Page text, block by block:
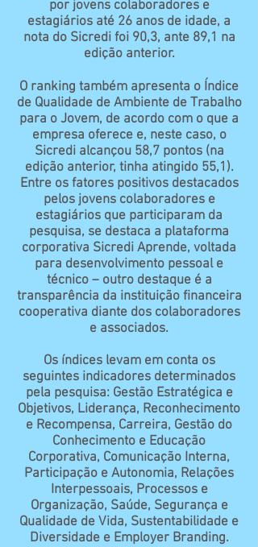
por jovens colaboradores e
estagiários até 26 anos de idade, a
nota do Sicredi foi 90,3, ante 89,1 na
edição anterior.
O ranking também apresenta o Índice
de Qualidade de Ambiente de Trabalho
para o Jovem, de acordo com o que a
empresa oferece e, neste caso, o
Sicredi alcançou 58,7 pontos (na
edição anterior, tinha atingido 55,1).
Entre os fatores positivos destacados
pelos jovens colaboradores e
estagiários que participaram da
pesquisa, se destaca a plataforma
corporativa Sicredi Aprende, voltada
para desenvolvimento pessoal e
técnico – outro destaque é a
transparência da instituição financeira
cooperativa diante dos colaboradores
e associados.
Os índices levam em conta os
seguintes indicadores determinados
pela pesquisa: Gestão Estratégica e
Objetivos, Liderança, Reconhecimento
e Recompensa, Carreira, Gestão do
Conhecimento e Educação
Corporativa, Comunicação Interna,
Participação e Autonomia, Relações
Interpessoais, Processos e
Organização, Saúde, Segurança e
Qualidade de Vida, Sustentabilidade e
Diversidade e Employer Branding.